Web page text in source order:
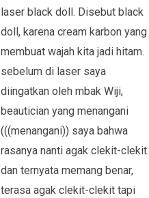
laser black doll. Disebut black
doll, karena cream karbon yang
membuat wajah kita jadi hitam.
sebelum di laser saya
diingatkan oleh mbak Wiji,
beautician yang menangani
(((menangani)) saya bahwa
rasanya nanti agak clekit-clekit.
dan ternyata memang benar,
terasa agak clekit-clekit tapi